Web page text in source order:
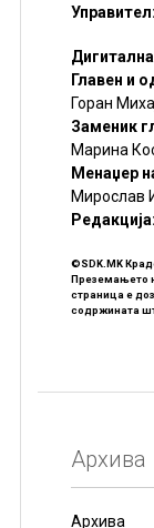
Главен и
Горан
Заменик
Марина
Менаџер
Мирослав
Редакцијa:
©SDK.MK
Преземањето
страница е
содржината
Архива
Архива